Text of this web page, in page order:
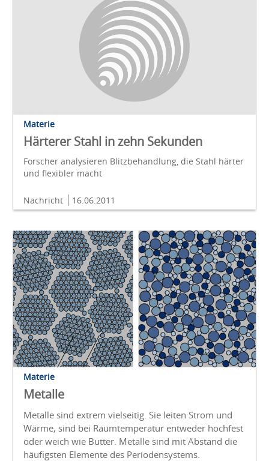
Materie
Härterer Stahl in zehn Sekunden
Forscher analysieren Blitzbehandlung, die Stahl härter
und flexibler macht
Nachricht 16.06.2011
Materie
Metalle
Metalle sind extrem vielseitig. Sie leiten Strom und
Wärme, sind bei Raumtemperatur entweder hochfest
oder weich wie Butter. Metalle sind mit Abstand die
häufigsten Elemente des Periodensystems.